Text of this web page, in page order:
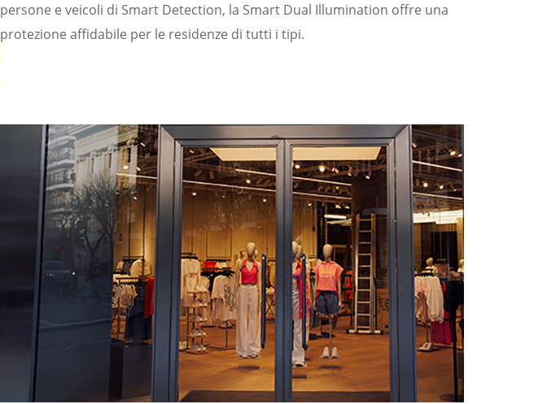
persone e veicoli di Smart Detection, la Smart Dual Illumination offre una
protezione affidabile per le residenze di tutti i tipi.